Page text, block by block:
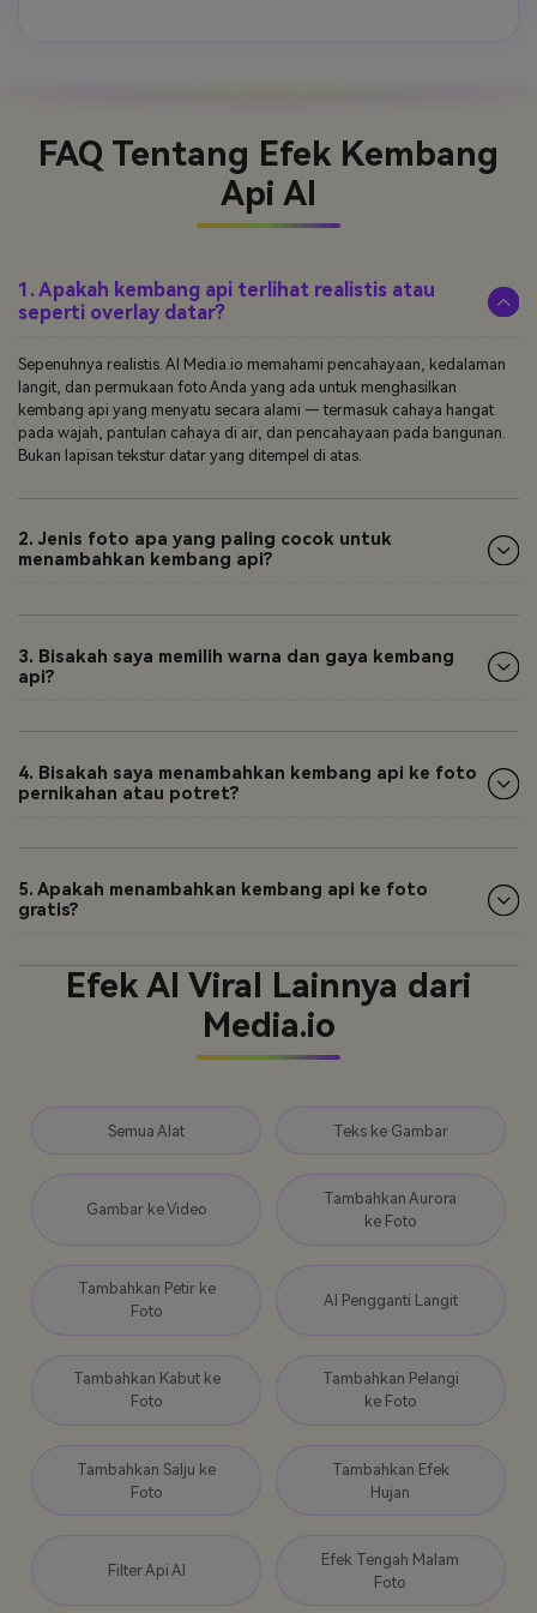
FAQ Tentang Efek Kembang
Api AI
1. Apakah kembang api terlihat realistis atau
seperti overlay datar?
Sepenuhnya realistis. AI Media.io memahami pencahayaan, kedalaman
langit, dan permukaan foto Anda yang ada untuk menghasilkan
kembang api yang menyatu secara alami — termasuk cahaya hangat
pada wajah, pantulan cahaya di air, dan pencahayaan pada bangunan.
Bukan lapisan tekstur datar yang ditempel di atas.
2. Jenis foto apa yang paling cocok untuk
menambahkan kembang api?
3. Bisakah saya memilih warna dan gaya kembang
api?
4. Bisakah saya menambahkan kembang api ke foto
pernikahan atau potret?
5. Apakah menambahkan kembang api ke foto
gratis?
Efek AI Viral Lainnya dari
Media.io
Semua Alat Teks ke Gambar
Gambar ke Video
Tambahkan Aurora
ke Foto
Tambahkan Petir ke
Foto
AI Pengganti Langit
Tambahkan Kabut ke
Foto
Tambahkan Pelangi
ke Foto
Tambahkan Salju ke
Foto
Tambahkan Efek
Hujan
Filter Api AI
Efek Tengah Malam
Foto